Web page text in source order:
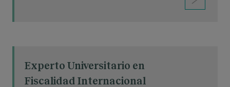
Experto Universitario en
Fiscalidad Internacional